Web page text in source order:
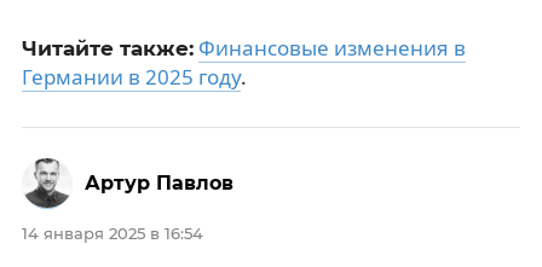
Читайте также: Финансовые изменения в
Германии в 2025 году.
14 января 2025 в 16:54
Артур Павлов